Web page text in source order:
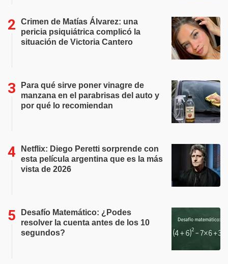
Crimen de Matías Álvarez: una
pericia psiquiátrica complicó la
situación de Victoria Cantero
Para qué sirve poner vinagre de
manzana en el parabrisas del auto y
por qué lo recomiendan
Netflix: Diego Peretti sorprende con
esta película argentina que es la más
vista de 2026
Desafío Matemático: ¿Podes
resolver la cuenta antes de los 10
segundos?